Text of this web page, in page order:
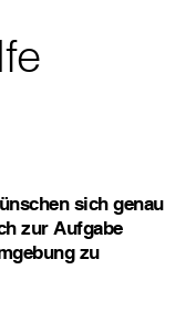
sich genau
zur Aufgabe
zu